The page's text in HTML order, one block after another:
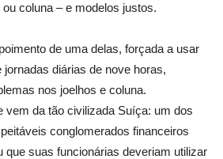
coluna – e modelos justos.
de uma delas, forçada a usar
diárias de nove horas,
nos joelhos e coluna.
vem da tão civilizada Suíça: um dos
conglomerados financeiros
que suas funcionárias deveriam utilizar